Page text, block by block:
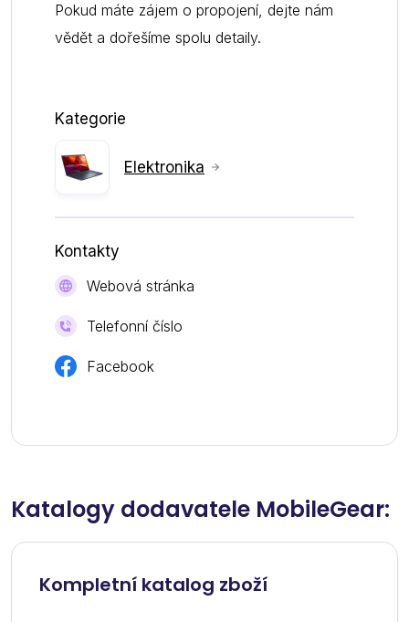
Pokud máte zájem o propojení, dejte nám
vědět a dořešíme spolu detaily.
Kategorie
Elektronika
Kontakty
Webová stránka
Telefonní číslo
Facebook
Katalogy dodavatele MobileGear:
Kompletní katalog zboží